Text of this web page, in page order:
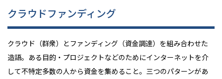
クラウドファンディング
クラウド（群衆）とファンディング（資金調達）を組み合わせた
造語。ある目的・プロジェクトなどのためにインターネットを介
して不特定多数の人から資金を集めること。三つのパターンがあ